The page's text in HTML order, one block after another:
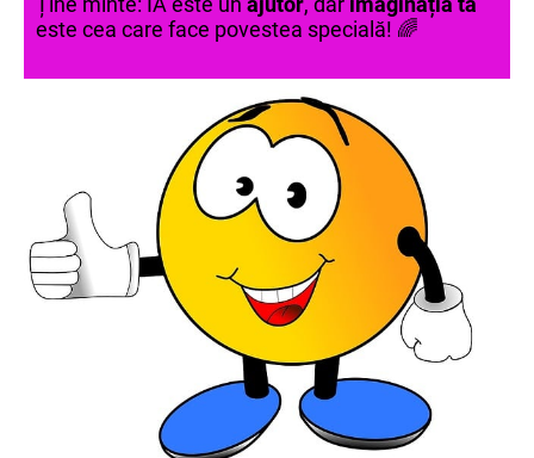
este cea care face povestea specială! 🌈